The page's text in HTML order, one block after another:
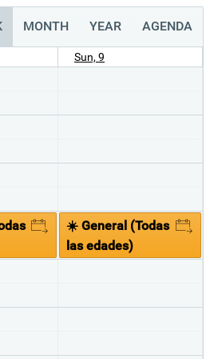
MONTH YEAR AGENDA
Sun, 9
☀️ General (Todas
las edades)